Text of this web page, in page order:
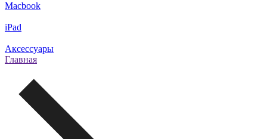
Macbook
iPad
Аксессуары
Главная